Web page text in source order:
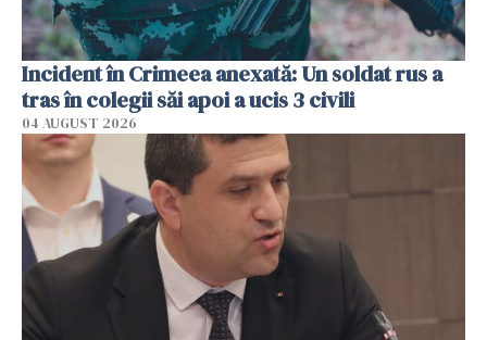
Incident în Crimeea anexată: Un soldat rus a
tras în colegii săi apoi a ucis 3 civili
04 AUGUST 2026